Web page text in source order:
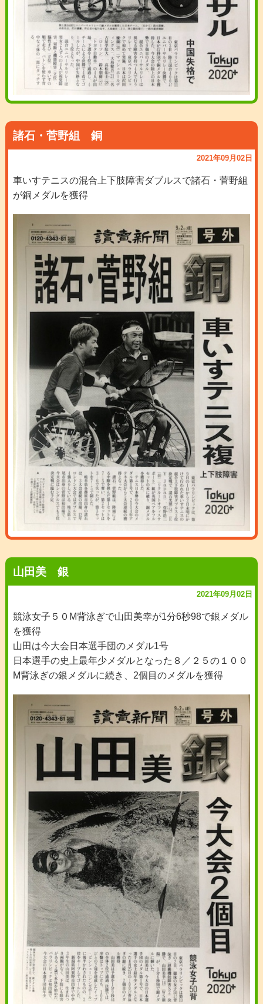
諸石・菅野組 銅
2021年09月02日
車いすテニスの混合上下肢障害ダブルスで諸石・菅野組
が銅メダルを獲得
山田美 銀
2021年09月02日
競泳女子５０M背泳ぎで山田美幸が1分6秒98で銀メダル
を獲得
山田は今大会日本選手団のメダル1号
日本選手の史上最年少メダルとなった８／２５の１００
M背泳ぎの銀メダルに続き、2個目のメダルを獲得